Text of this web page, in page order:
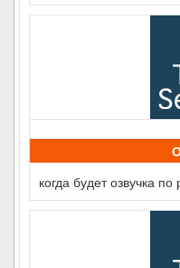
когда будет озвучка